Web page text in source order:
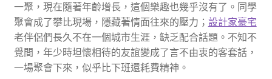
一聚，現在隨著年齡增長，這個樂趣也幾乎沒有了。同學
聚會成了攀比現場，隱藏著情面往來的壓力； 設計家豪宅
老伴侶們長久不在一個城市生涯，缺乏配合話題。不知不
覺間，年少時坦懷相待的友誼變成了言不由衷的客套話，
一場聚會下來，似乎比下班還耗費精神。